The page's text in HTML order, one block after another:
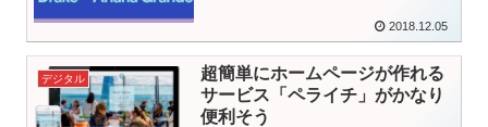
2018.12.05
デジタル
超簡単にホームページが作れる
サービス「ペライチ」がかなり
便利そう